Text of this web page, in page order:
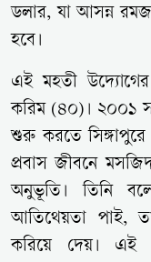
ডলার, যা আসন্ন
হবে।
এই মহতী উদ্যোগের
করিম (৪০)। ২০০১
শুরু করতে
প্রবাস জীবনে
অনুভূতি। তিনি
আতিথেয়তা পাই,
করিয়ে দেয়। এই